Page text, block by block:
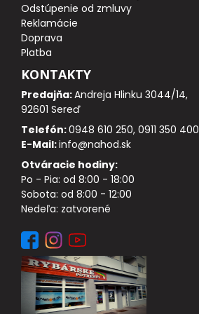
Odstúpenie od zmluvy
Reklamácie
Doprava
Platba
KONTAKTY
Predajňa:Andreja Hlinku 3044/14,
92601 Sereď
Telefón:0948 610 250, 0911 350 400
E-Mail:info@nahod.sk
Otváracie hodiny:
Po - Pia: od 8:00 - 18:00
Sobota: od 8:00 - 12:00
Nedeľa: zatvorené
DOPLNKY K PRÚTOM
Udice na dierky
PUZDRÁ NA PRÚTY
NAVIJAKY
PREDNÁ BRZDA
BAITRUNNER
MULTIPLIKÁTORY
NÁHRADNÉ CIEVKY